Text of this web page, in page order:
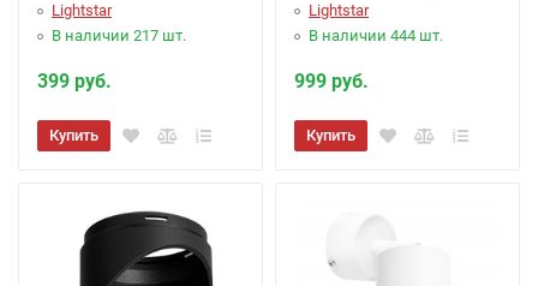
Lightstar
В наличии 217 шт.
399 руб.
Купить
Lightstar
В наличии 444 шт.
999 руб.
Купить